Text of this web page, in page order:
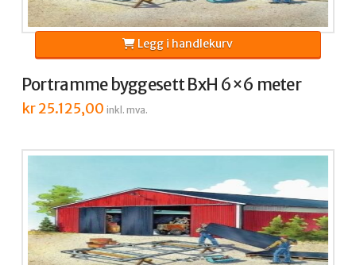
Portramme byggesett BxH 6×6 meter
kr25.125,00 inkl. mva.
Legg i handlekurv